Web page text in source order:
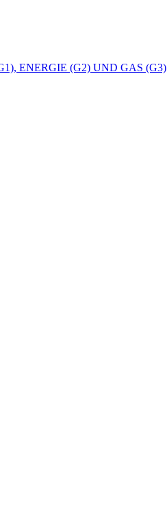
ENERGIE (G2) UND GAS (G3)